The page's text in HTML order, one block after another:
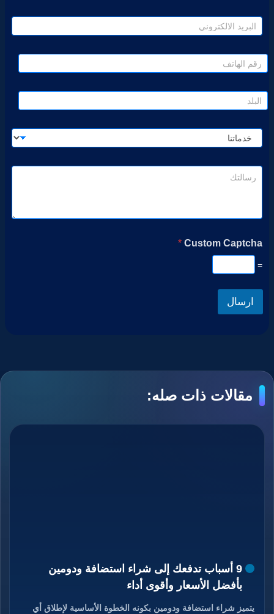
Custom Captcha
*
=
ارسال
مقالات ذات صله:
9 أسباب تدفعك إلى شراء استضافة ودومين
بأفضل الأسعار وأقوى أداء
يتميز شراء استضافة ودومين بكونه الخطوة الأساسية لإطلاق أي